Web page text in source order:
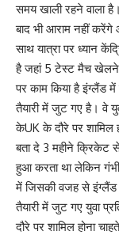
समय खाली रहने वाला
बाद भी आराम नहीं
साथ यात्रा पर ध्यान
है जहां 5 टेस्ट मैच खेलने
पर काम किया है इंग्लैंड
तैयारी में जुट गए है। वे
केUK के दौरे पर शामिल
बता दे 3 महीने
हुआ करता था लेकिन
में जिसकी वजह से इंग्लैंड
तैयारी में जुट गए युवा
दौरे पर शामिल होना